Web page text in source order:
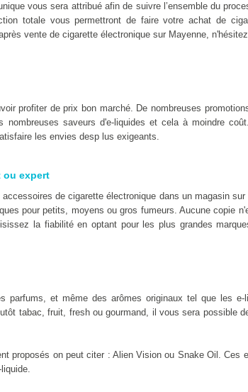
vous sera attribué afin de suivre l’ensemble du
totale vous permettront de faire votre achat de
vente de cigarette électronique sur Mayenne,
profiter de prix bon marché. De nombreuses
saveurs d'e-liquides et cela à moindre
les envies desp lus exigeants.
ou expert
de cigarette électronique dans un magasin sur
pour petits, moyens ou gros fumeurs. Aucune copie
la fiabilité en optant pour les plus grandes
parfums, et même des arômes originaux tel que les e-
tabac, fruit, fresh ou gourmand, il vous sera possible
proposés on peut citer : Alien Vision ou Snake Oil. Ces